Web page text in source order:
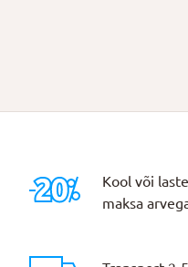
Kool või
maksa